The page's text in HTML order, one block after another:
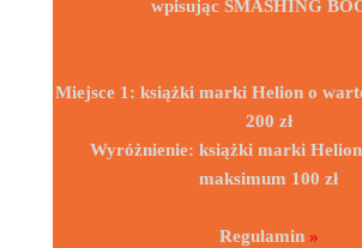
wpisując SMASHING
Miejsce 1: książki marki Helion o
200 zł
Wyróżnienie: książki marki
maksimum 100 zł
Regulamin »